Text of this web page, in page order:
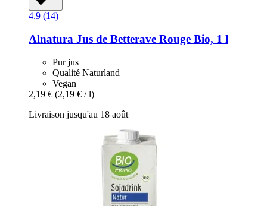
4.9 (14)
Alnatura Jus de Betterave Rouge Bio, 1 l
Pur jus
Qualité Naturland
Vegan
2,19 € (2,19 € / l)
Livraison jusqu'au 18 août